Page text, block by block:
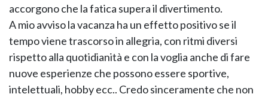
accorgono che la fatica supera il divertimento.
A mio avviso la vacanza ha un effetto positivo se il
tempo viene trascorso in allegria, con ritmi diversi
rispetto alla quotidianità e con la voglia anche di fare
nuove esperienze che possono essere sportive,
intelettuali, hobby ecc.. Credo sinceramente che non